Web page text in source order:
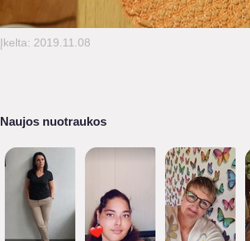
Įkelta: 2019.11.08
Naujos nuotraukos